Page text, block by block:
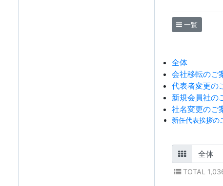
一覧
全体
会社移転のご
代表者変更の
新規会員社の
社名変更のご
新任代表挨拶の
TOTAL